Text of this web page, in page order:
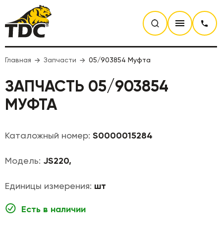
Главная Запчасти 05/903854 Муфта
ЗАПЧАСТЬ 05/903854
МУФТА
Каталожный номер: S0000015284
Модель: JS220,
Единицы измерения: шт
Есть в наличии